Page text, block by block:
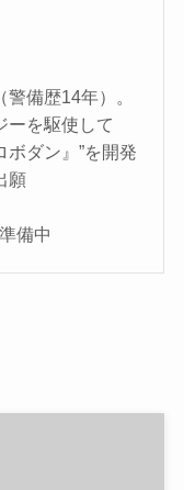
備歴14年）。
ーを駆使して
ボダン』”を開発
願
備中